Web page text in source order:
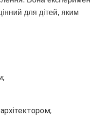
для дітей, яким